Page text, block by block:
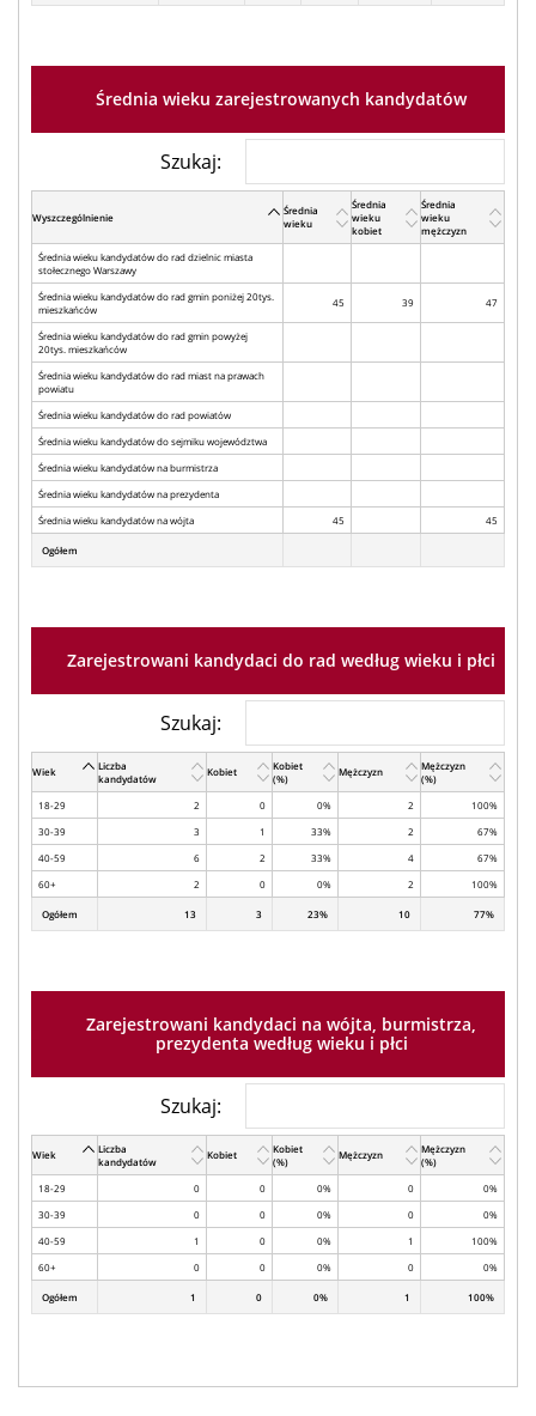
Średnia wieku zarejestrowanych kandydatów
Szukaj:
Wyszczególnienie
Średnia
wieku
Średnia
wieku
kobiet
Średnia
wieku
mężczyzn
Średnia wieku kandydatów do rad dzielnic miasta
stołecznego Warszawy
Średnia wieku kandydatów do rad gmin poniżej 20tys.
mieszkańców
45 39 47
Średnia wieku kandydatów do rad gmin powyżej
20tys. mieszkańców
Średnia wieku kandydatów do rad miast na prawach
powiatu
Średnia wieku kandydatów do rad powiatów
Średnia wieku kandydatów do sejmiku województwa
Średnia wieku kandydatów na burmistrza
Średnia wieku kandydatów na prezydenta
Średnia wieku kandydatów na wójta
45 45
Ogółem
Zarejestrowani kandydaci do rad według wieku i płci
Szukaj:
Wiek
Liczba
kandydatów
Kobiet
Kobiet
(%)
Mężczyzn
Mężczyzn
(%)
18-29
2 0 0% 2
100%
30-39
3 1 33% 2
67%
40-59
6 2 33% 4
67%
60+
2 0 0% 2 100%
Ogółem 13 3 23% 10 77%
Zarejestrowani kandydaci na wójta, burmistrza,
prezydenta według wieku i płci
Szukaj:
Wiek
Liczba
kandydatów
Kobiet
Kobiet
(%)
Mężczyzn
Mężczyzn
(%)
18-29
0 0 0% 0
0%
30-39
0 0 0% 0
0%
40-59
1 0 0% 1
100%
60+
0 0 0% 0 0%
Ogółem 1 0 0% 1 100%